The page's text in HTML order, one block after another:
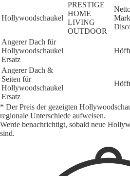
Hollywoodschaukel
PRESTIGE
HOME
LIVING
OUTDOOR
Angerer Dach für
Hollywoodschaukel
Ersatz
Angerer Dach &
Seiten für
Hollywoodschaukel
Ersatz
* Der Preis der gezeigten
regionale Unterschiede aufweisen.
Werde benachrichtigt, sobald neue
sind.